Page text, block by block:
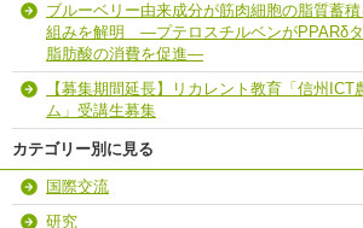
ブルーベリー由来成分が筋肉細胞の脂質蓄
組みを解明 ―プテロスチルベンがPPARδ
脂肪酸の消費を促進―
【募集期間延長】リカレント教育「信州ICT
ム」受講生募集
カテゴリー別に見る
国際交流
研究